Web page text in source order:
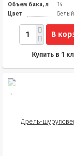
Объем бака, л
14
Цвет
Белый
В
Купить в 1